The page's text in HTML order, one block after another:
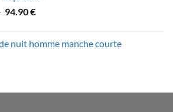
94.90€Plage
79.90 €
nuit homme manche courte